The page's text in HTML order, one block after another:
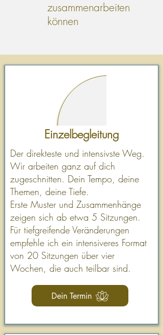
zusammenarbeiten
können
Einzelbegleitung
Der direkteste und intensivste Weg.
Wir arbeiten ganz auf dich
zugeschnitten. Dein Tempo, deine
Themen, deine Tiefe.​
Erste Muster und Zusammenhänge
zeigen sich ab etwa 5 Sitzungen.
Für tiefgreifende Veränderungen
empfehle ich ein intensiveres Format
von 20 Sitzungen über vier
Wochen, die auch teilbar sind.
Dein Termin